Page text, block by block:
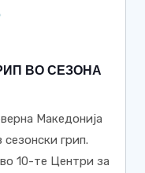
ВО СЕЗОНА
Македонија
грип.
10-те Центри за